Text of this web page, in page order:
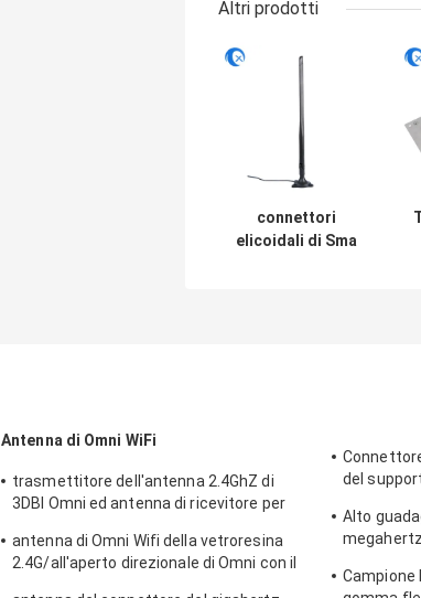
Altri prodotti
connettori
elicoidali di Sma
Antenna di Omni WiFi
trasmettitore dell'antenna 2.4GhZ di
3DBI Omni ed antenna di ricevitore per
antenna di Omni Wifi della vetroresina
2.4G/all'aperto direzionale di Omni con il
del
Alto
Campione